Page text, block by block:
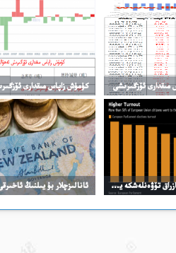
نېفىت باھاسى ئازراق تۆۋەنلەشكە يۈزلەندى